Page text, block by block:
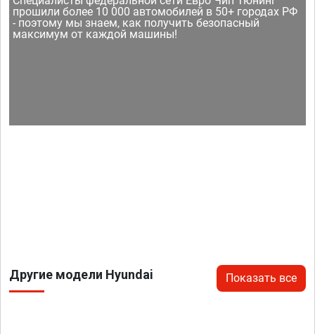
прошили более 10 000 автомобилей в 50+ городах РФ
- поэтому мы знаем, как получить безопасный
максимум от каждой машины!
Другие модели Hyundai Показать все